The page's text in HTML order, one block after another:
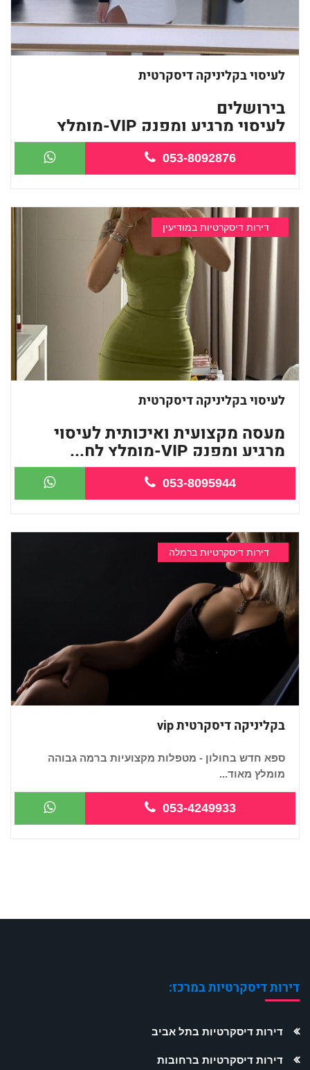
לעיסוי בקליניקה דיסקרטית
בירושלים
לעיסוי מרגיע ומפנק VIP-מומלץ
לח...
053-8092876
דירות דיסקרטיות במודיעין
לעיסוי בקליניקה דיסקרטית
מעסה מקצועית ואיכותית לעיסוי
מרגיע ומפנק VIP-מומלץ לח...
053-8095944
דירות דיסקרטיות ברמלה
בקליניקה דיסקרטית vip
ספא חדש בחולון - מטפלות מקצועיות ברמה גבוהה
מומלץ מאוד...
053-4249933
דירות דיסקרטיות במרכז:
דירות דיסקרטיות בתל אביב
דירות דיסקרטיות ברחובות